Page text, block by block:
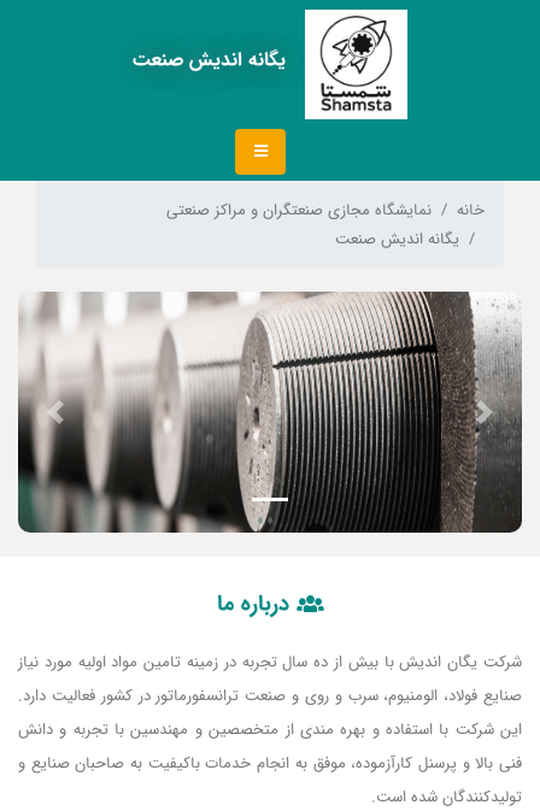
یگانه اندیش صنعت
خانه
نمایشگاه مجازی صنعتگران و مراکز صنعتی
یگانه اندیش صنعت
Previous
Next
درباره ما
شرکت یگان اندیش با بیش از ده سال تجربه در زمینه تامین مواد اولیه مورد نیاز
صنایع فولاد، الومنیوم، سرب و روی و صنعت ترانسفورماتور در کشور فعالیت دارد.
این شرکت با استفاده و بهره مندی از متخصصین و مهندسین با تجربه و دانش
فنی بالا و پرسنل کارآزموده، موفق به انجام خدمات باکیفیت به صاحبان صنایع و
تولیدکنندگان شده است.